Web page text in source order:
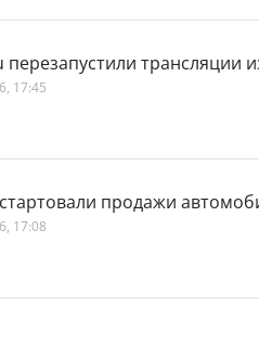
трансляции
17:45
продажи
17:08